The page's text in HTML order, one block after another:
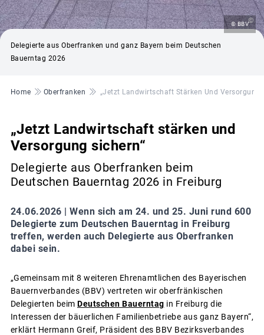
© BBV©
Delegierte aus Oberfranken und ganz Bayern beim Deutschen
Bauerntag 2026
Pfadnavigation
Home Oberfranken „Jetzt Landwirtschaft Stärken Und Versorgung
„Jetzt Landwirtschaft stärken und
Versorgung sichern“
Delegierte aus Oberfranken beim
Deutschen Bauerntag 2026 in Freiburg
24.06.2026 | Wenn sich am 24. und 25. Juni rund 600
Delegierte zum Deutschen Bauerntag in Freiburg
treffen, werden auch Delegierte aus Oberfranken
dabei sein.
„Gemeinsam mit 8 weiteren Ehrenamtlichen des Bayerischen
Bauernverbandes (BBV) vertreten wir oberfränkischen
Delegierten beim Deutschen Bauerntag in Freiburg die
Interessen der bäuerlichen Familienbetriebe aus ganz Bayern“,
erklärt Hermann Greif, Präsident des BBV Bezirksverbandes